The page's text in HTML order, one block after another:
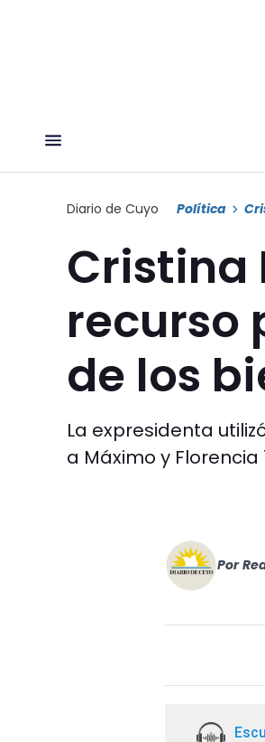
Diario de Cuyo Política
Cristina
recurso
de los
La expresidenta
a Máximo y
Por